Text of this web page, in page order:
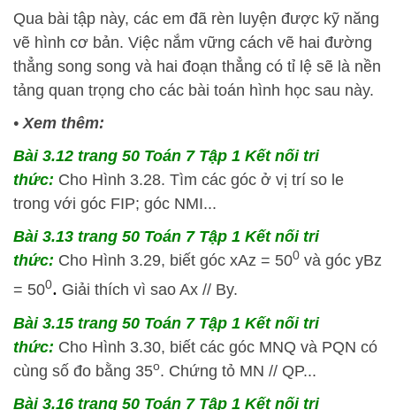
Qua bài tập này, các em đã rèn luyện được kỹ năng
vẽ hình cơ bản. Việc nắm vững cách vẽ hai đường
thẳng song song và hai đoạn thẳng có tỉ lệ sẽ là nền
tảng quan trọng cho các bài toán hình học sau này.
•Xem thêm:
Bài 3.12 trang 50 Toán 7 Tập 1 Kết nối tri
thức: Cho Hình 3.28. Tìm các góc ở vị trí so le
trong với góc FIP; góc NMI...
Bài 3.13 trang 50 Toán 7 Tập 1 Kết nối tri
thức: Cho Hình 3.29, biết góc xAz = 500 và góc yBz
= 500. Giải thích vì sao Ax // By.
Bài 3.15 trang 50 Toán 7 Tập 1 Kết nối tri
thức: Cho Hình 3.30, biết các góc MNQ và PQN có
cùng số đo bằng 35o. Chứng tỏ MN // QP...
Bài 3.16 trang 50 Toán 7 Tập 1 Kết nối tri